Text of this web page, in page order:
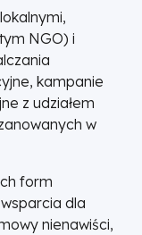
NGO) i
kampanie
z udziałem
w
form
dla
nienawiści,